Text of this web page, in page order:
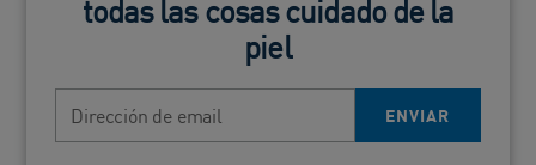
los más efectivos.
Niacinamida: Calma y reduce la irritación
Laniacinamida, también conocida como vitamina B3,
es un ingrediente estrella en el cuidado de la piel. Este
todas las cosas cuidado de la
piel
ENVIAR